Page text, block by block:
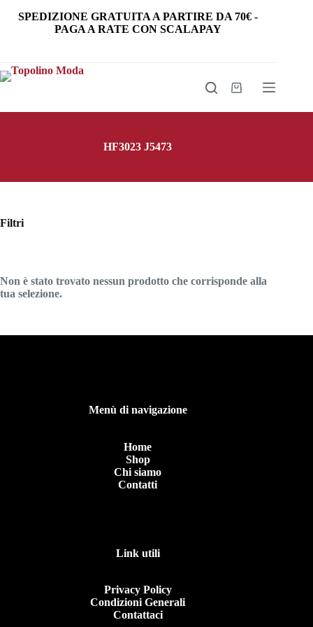
SPEDIZIONE GRATUITA A PARTIRE DA 70€ -
PAGA A RATE CON SCALAPAY
Carrello
HF3023 J5473
Non è stato trovato nessun prodotto che corrisponde alla
tua selezione.
Filtri
Menù di navigazione
Home
Shop
Chi siamo
Contatti
Link utili
Privacy Policy
Condizioni Generali
Contattaci